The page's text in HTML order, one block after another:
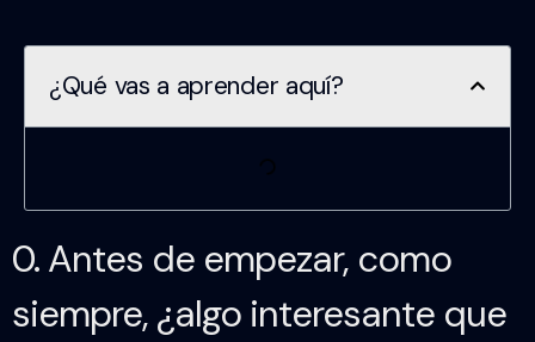
¿Qué vas a aprender aquí?
0. Antes de empezar, como
siempre, ¿algo interesante que